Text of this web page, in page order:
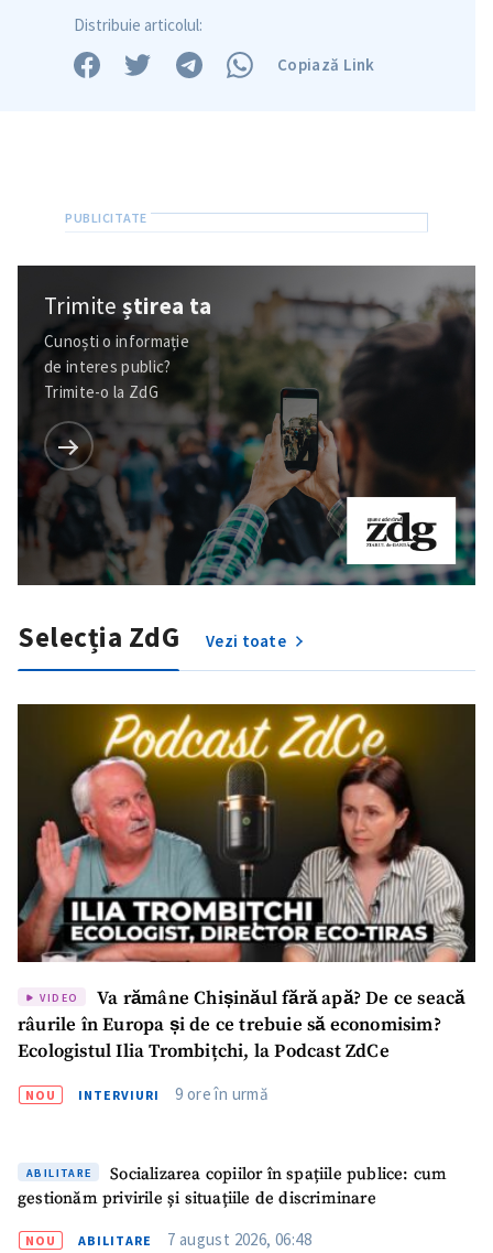
Distribuie articolul:
Copiază Link
Trimiteștirea ta
Cunoști o informație
de interes public?
Trimite-o la ZdG
Selecția ZdG Vezi toate
VIDEO
Va rămâne Chișinăul fără apă? De ce seacă
râurile în Europa și de ce trebuie să economisim?
Ecologistul Ilia Trombițchi, la Podcast ZdCe
NOU INTERVIURI 9 ore în urmă
ABILITARE
Socializarea copiilor în spațiile publice: cum
gestionăm privirile și situațiile de discriminare
NOU ABILITARE 7 august 2026, 06:48